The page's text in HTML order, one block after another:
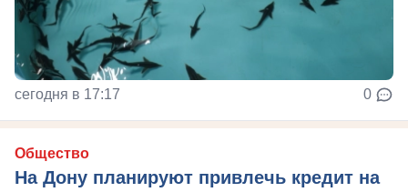
сегодня в 17:17 0
Общество
На Дону планируют привлечь кредит на